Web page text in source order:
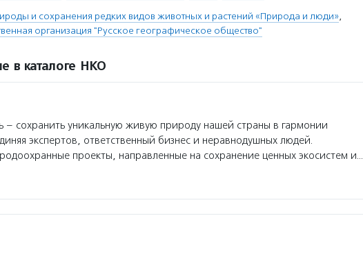
и сохранения редких видов животных и растений «Природа и люди»,
организация "Русское географическое общество"
в каталоге НКО
– сохранить уникальную живую природу нашей страны в гармонии
экспертов, ответственный бизнес и неравнодушных людей.
проекты, направленные на сохранение ценных экосистем и…